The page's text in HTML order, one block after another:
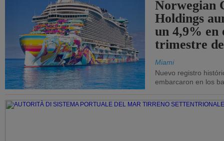
Norwegian
Holdings
un 4,9% en
trimestre
Miami
Nuevo registro
embarcaron en los